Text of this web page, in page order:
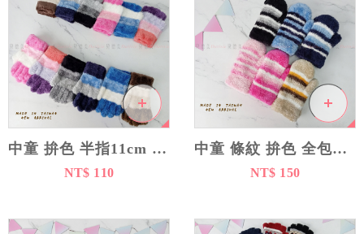
中童 拚色 半指11cm 全指14cm 手套
NT$ 110
中童 條紋 拚色 全包指 手套 14cm
NT$ 150